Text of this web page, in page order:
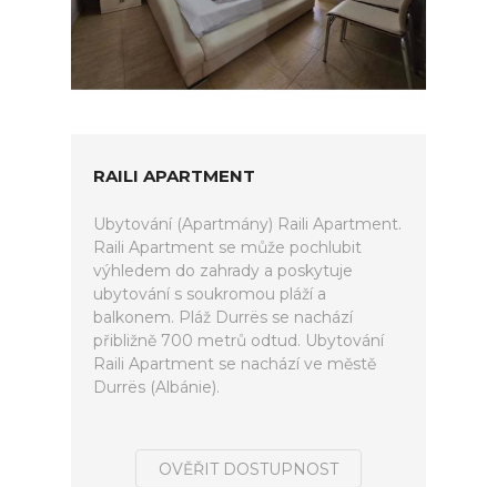
RAILI APARTMENT
Ubytování (Apartmány) Raili Apartment.
Raili Apartment se může pochlubit
výhledem do zahrady a poskytuje
ubytování s soukromou pláží a
balkonem. Pláž Durrës se nachází
přibližně 700 metrů odtud. Ubytování
Raili Apartment se nachází ve městě
Durrës (Albánie).
OVĚŘIT DOSTUPNOST